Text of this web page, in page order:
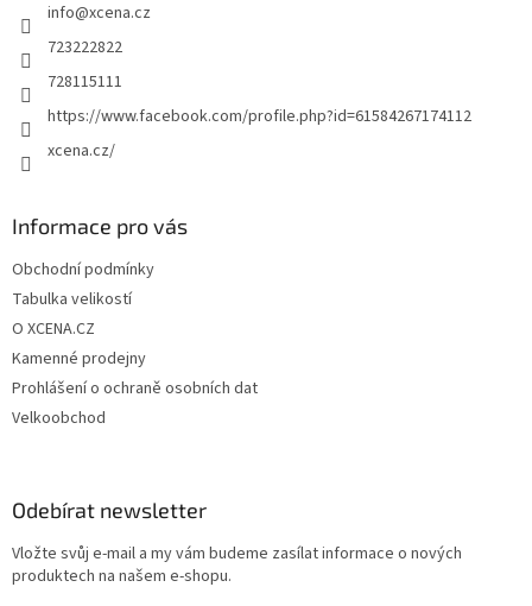
info@xcena.cz
723222822
728115111
https://www.facebook.com/profile.php?id=61584267174112
xcena.cz/
Informace pro vás
Obchodní podmínky
Tabulka velikostí
O XCENA.CZ
Kamenné prodejny
Prohlášení o ochraně osobních dat
Velkoobchod
Odebírat newsletter
Vložte svůj e-mail a my vám budeme zasílat informace o nových
produktech na našem e-shopu.